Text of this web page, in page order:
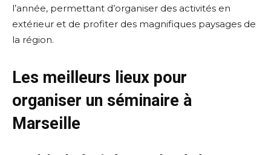
l’année, permettant d’organiser des activités en
extérieur et de profiter des magnifiques paysages de
la région.
Les meilleurs lieux pour
organiser un séminaire à
Marseille